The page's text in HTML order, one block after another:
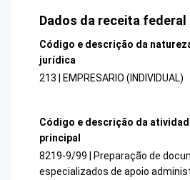
Dados da receita federal
Código e descrição da
jurídica
213 | EMPRESARIO (INDIVIDUAL)
Código e descrição da
principal
8219-9/99 | Preparação de
especializados de apoio